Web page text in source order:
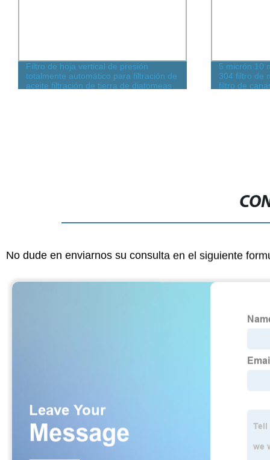
Filtro de hoja vertical de presión
totalmente automático para filtración de
aceite filtración de tierra de diatomeas
5 micrón 10
304 filtro de
filtro de
No dude en enviarnos su consulta en el siguiente